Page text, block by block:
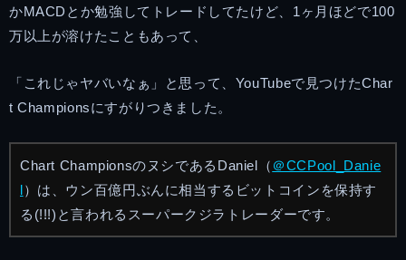
かMACDとか勉強してトレードしてたけど、1ヶ月ほどで100
万以上が溶けたこともあって、
「これじゃヤバいなぁ」と思って、YouTubeで見つけたChar
t Championsにすがりつきました。
Chart ChampionsのヌシであるDaniel（ ＠CCPool_Danie
l）は、ウン百億円ぶんに相当するビットコインを保持す
る(!!!)と言われるスーパークジラトレーダーです。